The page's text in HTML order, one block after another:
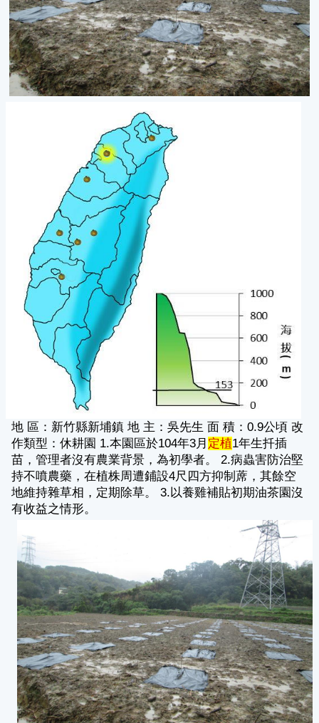
地 區：新竹縣新埔鎮 地 主：吳先生 面 積：0.9公頃 改
作類型：休耕園 1.本園區於104年3月 定植1年生扦插
苗，管理者沒有農業背景，為初學者。 2.病蟲害防治堅
持不噴農藥，在植株周遭鋪設4尺四方抑制蓆，其餘空
地維持雜草相，定期除草。 3.以養雞補貼初期油茶園沒
有收益之情形。